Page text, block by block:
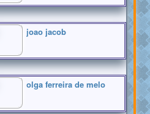
joao jacob
olga ferreira de melo